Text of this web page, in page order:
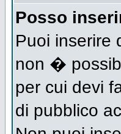
Posso
Puoi inserire
non �
per cui devi
di pubblico